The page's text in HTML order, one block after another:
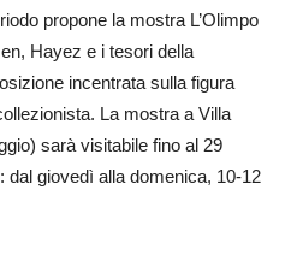
propone la mostra L’Olimpo
Hayez e i tesori della
incentrata sulla figura
La mostra a Villa
sarà visitabile fino al 29
dal giovedì alla domenica, 10-12